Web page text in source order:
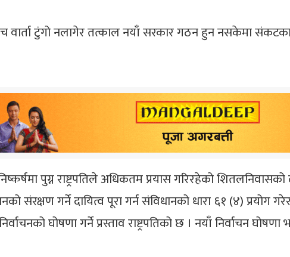
वार्ता टुंगो नलागेर तत्काल नयाँ सरकार गठन हुन नसकेमा
पुग्न राष्ट्रपतिले अधिकतम प्रयास गरिरहेको
गर्ने दायित्व पूरा गर्न संविधानको धारा ६१ (४) प्रयोग गरेर
घोषणा गर्ने प्रस्ताव राष्ट्रपतिको छ । नयाँ निर्वाचन